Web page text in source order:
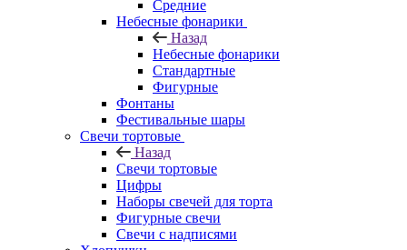
Средние
Небесные фонарики
Назад
Небесные фонарики
Стандартные
Фигурные
Фонтаны
Фестивальные шары
Свечи тортовые
Назад
Свечи тортовые
Цифры
Наборы свечей для торта
Фигурные свечи
Свечи с надписями